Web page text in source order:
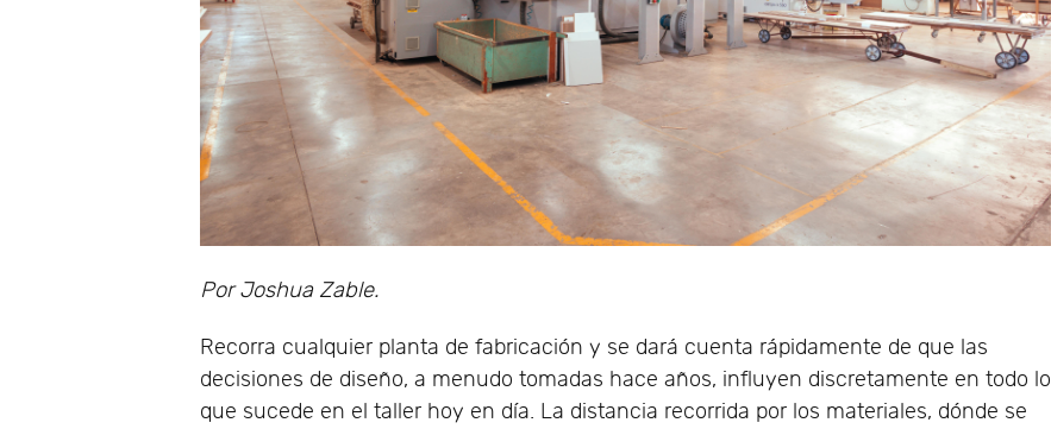
Por Joshua Zable.
Recorra cualquier planta de fabricación y se dará cuenta rápidamente de que las
decisiones de diseño, a menudo tomadas hace años, influyen discretamente en todo lo
que sucede en el taller hoy en día. La distancia recorrida por los materiales, dónde se